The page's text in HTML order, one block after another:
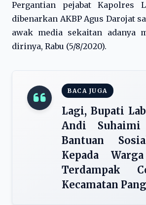
Pergantian pejabat Kapolres
dibenarkan AKBP Agus Darojat
awak media sekaitan adanya
dirinya, Rabu (5/8/2020).
BACA JUGA
Lagi, Bupati
Andi Suhaimi
Bantuan
Kepada
Terdampak
Kecamatan